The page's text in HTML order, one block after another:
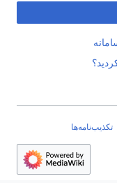
تکذیب‌نامه‌ها